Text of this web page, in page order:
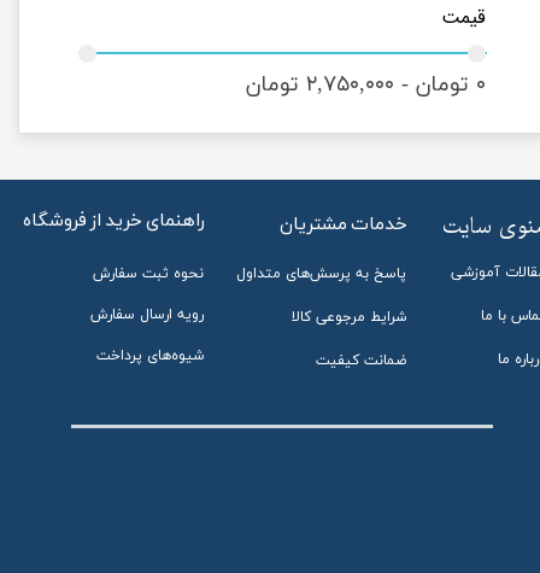
قیمت
۰ تومان - ۲,۷۵۰,۰۰۰ تومان
راهنمای خرید از فروشگاه
نحوه ثبت سفارش
رویه ارسال سفارش
شیوه‌های پرداخت
خدمات مشتریان
پاسخ به پرسش‌های متداول
شرایط مرجوعی کالا
ضمانت کیفیت
آموزشی
با ما
ما
سایت